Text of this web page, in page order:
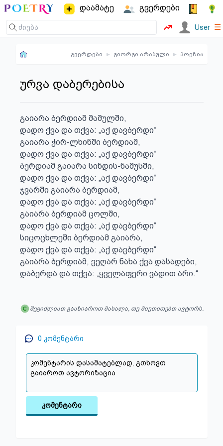
დაამატე გვერდები
User ☰
გვერდები ▸ გიორგი არაბული ▸ პოეზია
ურვა დაბერებისა
გაიარა ბერდიამ მამულში,
დადო ქვა და თქვა: „აქ დავბერდი“
გაიარა ჭირ-ლხინში ბერდიამ,
დადო ქვა და თქვა: „აქ დავბერდი“
ბერდიამ გაიარა სინდის-ნამუსში,
დადო ქვა და თქვა: „აქ დავბერდი“
ჯვარში გაიარა ბერდიამ,
დადო ქვა და თქვა: „აქ დავბერდი“
გაიარა ბერდიამ ცოლში,
დადო ქვა და თქვა: „აქ დავბერდი“
სიცოცხლეში ბერდიამ გაიარა,
დადო ქვა და თქვა: „აქ დავბერდი“
გაიარა ბერდიამ, ვეღარ ნახა ქვა დასადები,
დაბერდა და თქვა: „ყველაფერი ვადით არი.“
შეგიძლიათ გააზიაროთ მასალა, თუ მიუთითებთ ავტორს.
0 კომენტარი
კომენტარი